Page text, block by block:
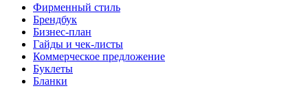
Фирменный стиль
Брендбук
Бизнес-план
Гайды и чек-листы
Коммерческое предложение
Буклеты
Бланки